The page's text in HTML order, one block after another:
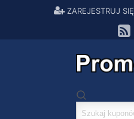
ZAREJESTRUJ SIĘ
Szukaj
kuponów